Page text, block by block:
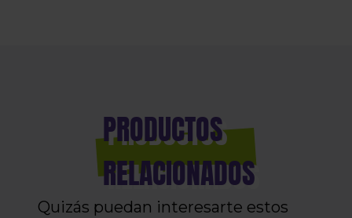
PRODUCTOS
RELACIONADOS
Quizás puedan interesarte estos